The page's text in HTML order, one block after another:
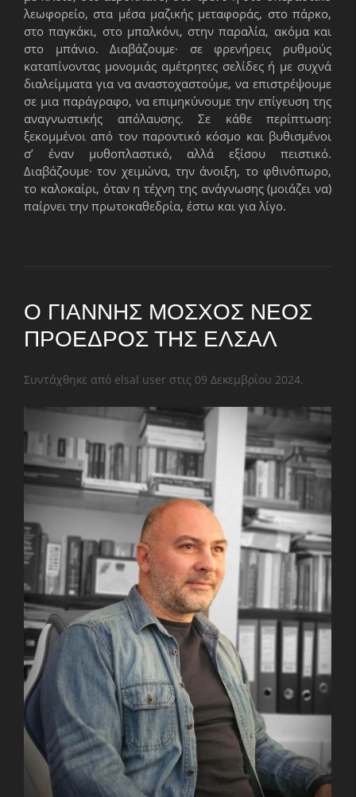
λεωφορείο, στα μέσα μαζικής μεταφοράς, στο πάρκο,
στο παγκάκι, στο μπαλκόνι, στην παραλία, ακόμα και
στο μπάνιο. Διαβάζουμε· σε φρενήρεις ρυθμούς
καταπίνοντας μονομιάς αμέτρητες σελίδες ή με συχνά
διαλείμματα για να αναστοχαστούμε, να επιστρέψουμε
σε μια παράγραφο, να επιμηκύνουμε την επίγευση της
αναγνωστικής απόλαυσης. Σε κάθε περίπτωση:
ξεκομμένοι από τον παροντικό κόσμο και βυθισμένοι
σ’ έναν μυθοπλαστικό, αλλά εξίσου πειστικό.
Διαβάζουμε· τον χειμώνα, την άνοιξη, το φθινόπωρο,
το καλοκαίρι, όταν η τέχνη της ανάγνωσης (μοιάζει να)
παίρνει την πρωτοκαθεδρία, έστω και για λίγο.
Ο ΓΙΆΝΝΗΣ ΜΌΣΧΟΣ ΝΈΟΣ
ΠΡΌΕΔΡΟΣ ΤΗΣ ΕΛΣΑΛ
Συντάχθηκε από elsal user στις 09 Δεκεμβρίου 2024.